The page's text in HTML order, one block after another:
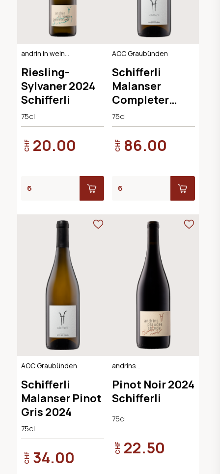
andrin in wein
Suisse
Riesling-
Sylvaner 2024
Schifferli
75cl
CHF 20.00
AOC Graubünden
Schifferli
Malanser
Completer
2023
75cl
CHF 86.00
AOC Graubünden
Schifferli
Malanser Pinot
Gris 2024
75cl
CHF 34.00
andrins
AOC Graubünden
Pinot Noir 2024
Schifferli
75cl
CHF 22.50